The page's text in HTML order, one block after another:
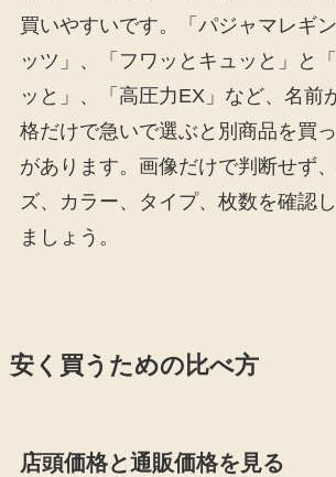
買いやすいです。「パジャマレギ
ッツ」、「フワッとキュッと」と
ッと」、「高圧力EX」など、名前
格だけで急いで選ぶと別商品を買
があります。画像だけで判断せず
ズ、カラー、タイプ、枚数を確認
ましょう。
安く買うための比べ方
店頭価格と通販価格を見る